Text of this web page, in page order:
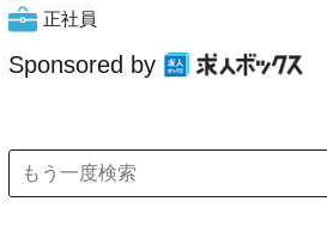
正社員
Sponsored by